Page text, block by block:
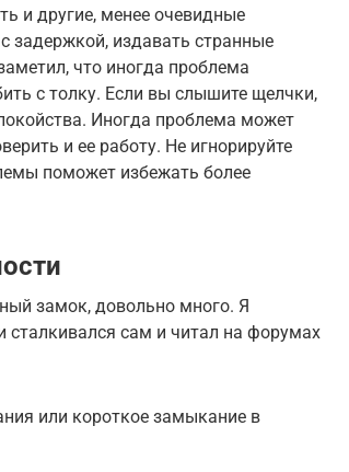
и другие, менее очевидные
издавать странные
что иногда проблема
с толку. Если вы слышите щелчки,
Иногда проблема может
и ее работу. Не игнорируйте
поможет избежать более
замок, довольно много. Я
сталкивался сам и читал на форумах
или короткое замыкание в